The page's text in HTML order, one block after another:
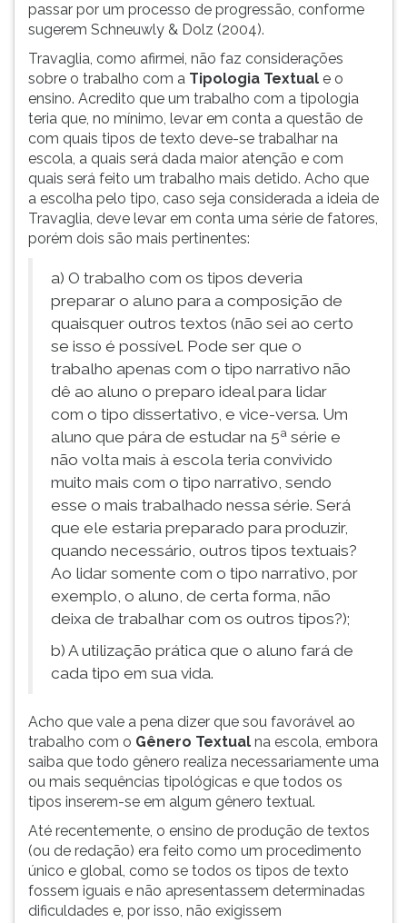
passar por um processo de progressão, conforme
sugerem Schneuwly & Dolz (2004).
Travaglia, como afirmei, não faz considerações
sobre o trabalho com a Tipologia Textual e o
ensino. Acredito que um trabalho com a tipologia
teria que, no mínimo, levar em conta a questão de
com quais tipos de texto deve-se trabalhar na
escola, a quais será dada maior atenção e com
quais será feito um trabalho mais detido. Acho que
a escolha pelo tipo, caso seja considerada a ideia de
Travaglia, deve levar em conta uma série de fatores,
porém dois são mais pertinentes:
a) O trabalho com os tipos deveria
preparar o aluno para a composição de
quaisquer outros textos (não sei ao certo
se isso é possível. Pode ser que o
trabalho apenas com o tipo narrativo não
dê ao aluno o preparo ideal para lidar
com o tipo dissertativo, e vice-versa. Um
aluno que pára de estudar na 5ª série e
não volta mais à escola teria convivido
muito mais com o tipo narrativo, sendo
esse o mais trabalhado nessa série. Será
que ele estaria preparado para produzir,
quando necessário, outros tipos textuais?
Ao lidar somente com o tipo narrativo, por
exemplo, o aluno, de certa forma, não
deixa de trabalhar com os outros tipos?);
b) A utilização prática que o aluno fará de
cada tipo em sua vida.
Acho que vale a pena dizer que sou favorável ao
trabalho com o Gênero Textual na escola, embora
saiba que todo gênero realiza necessariamente uma
ou mais sequências tipológicas e que todos os
tipos inserem-se em algum gênero textual.
Até recentemente, o ensino de produção de textos
(ou de redação) era feito como um procedimento
único e global, como se todos os tipos de texto
fossem iguais e não apresentassem determinadas
dificuldades e, por isso, não exigissem